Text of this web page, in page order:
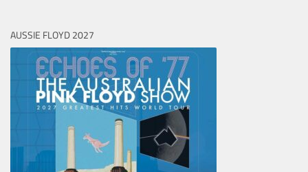
AUSSIE FLOYD 2027